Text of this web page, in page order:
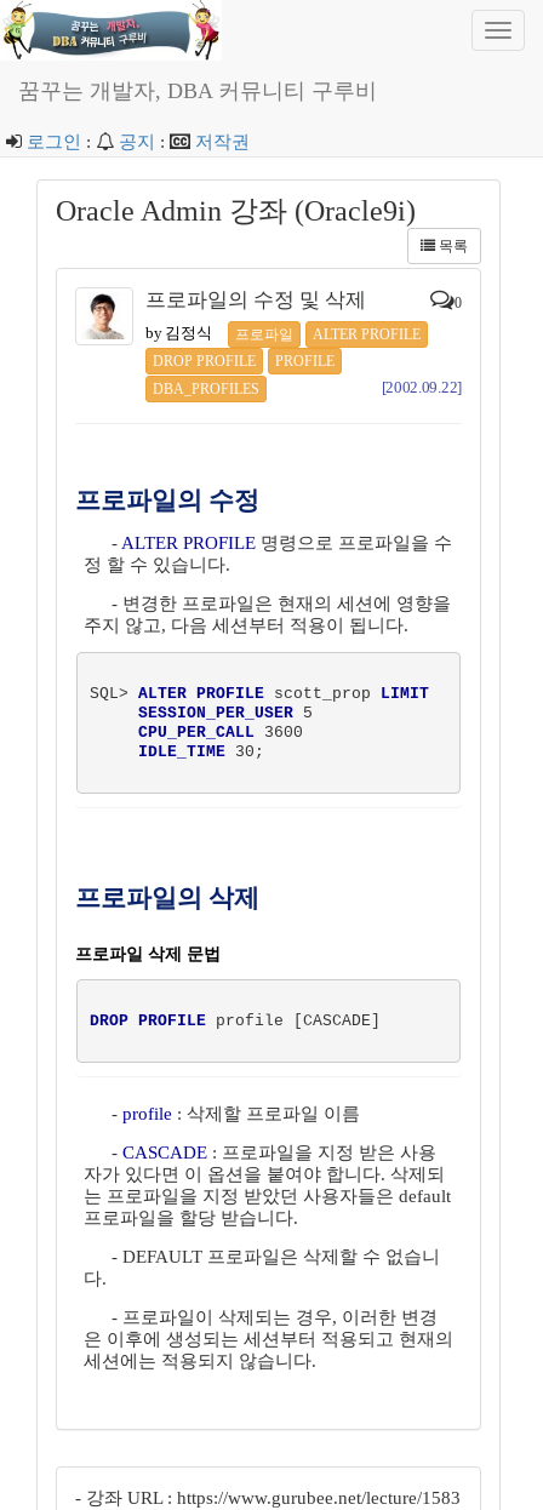
꿈꾸는 개발자, DBA 커뮤니티 구루비
로그인 : 공지 : 저작권
Oracle Admin 강좌 (Oracle9i)
목록
프로파일의 수정 및 삭제 0
by 김정식 프로파일
ALTER PROFILE
DROP PROFILE
PROFILE
DBA_PROFILES
[2002.09.22]
프로파일의 수정
- ALTER PROFILE 명령으로 프로파일을 수
정 할 수 있습니다.
- 변경한 프로파일은 현재의 세션에 영향을
주지 않고, 다음 세션부터 적용이 됩니다.
SQL> ALTER PROFILE scott_prop LIMIT
SESSION_PER_USER 5
CPU_PER_CALL 3600
IDLE_TIME 30;
프로파일의 삭제
프로파일 삭제 문법
DROP PROFILE profile [CASCADE]
- profile : 삭제할 프로파일 이름
- CASCADE : 프로파일을 지정 받은 사용
자가 있다면 이 옵션을 붙여야 합니다. 삭제되
는 프로파일을 지정 받았던 사용자들은 default
프로파일을 할당 받습니다.
- DEFAULT 프로파일은 삭제할 수 없습니
다.
- 프로파일이 삭제되는 경우, 이러한 변경
은 이후에 생성되는 세션부터 적용되고 현재의
세션에는 적용되지 않습니다.
- 강좌 URL : https://www.gurubee.net/lecture/1583